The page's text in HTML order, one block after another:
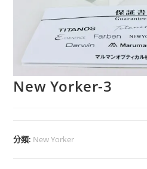
New Yorker-3
分類: New Yorker